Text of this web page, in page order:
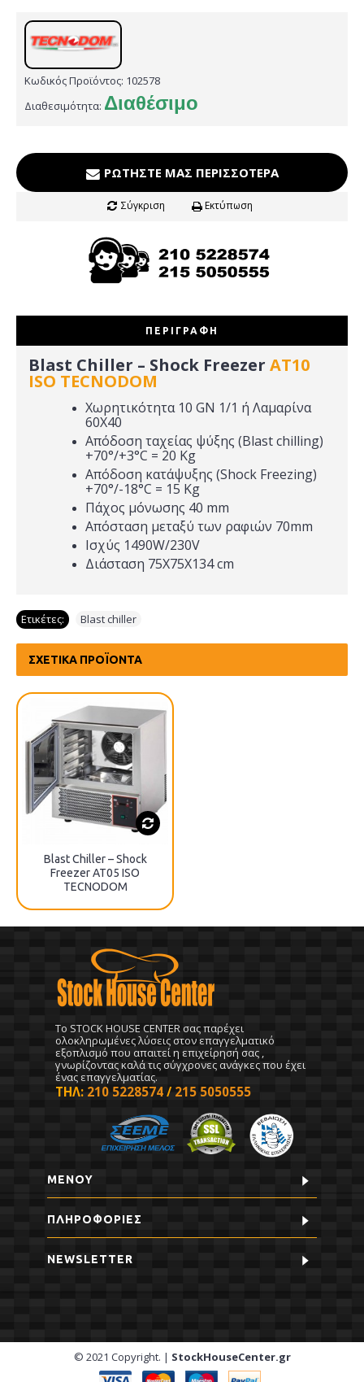
Κωδικός Προϊόντος: 102578
Διαθεσιμότητα: Διαθέσιμο
ΡΩΤΉΣΤΕ ΜΑΣ ΠΕΡΙΣΣΌΤΕΡΑ
Σύγκριση Εκτύπωση
ΠΕΡΙΓΡΑΦΉ
Blast Chiller – Shock Freezer AT10
ISO TECNODOM
Χωρητικότητα 10 GN 1/1 ή Λαμαρίνα
60X40
Απόδοση ταχείας ψύξης (Blast chilling)
+70°/+3°C = 20 Kg
Απόδοση κατάψυξης (Shock Freezing)
+70°/-18°C = 15 Kg
Πάχος μόνωσης 40 mm
Απόσταση μεταξύ των ραφιών 70mm
Ισχύς 1490W/230V
Διάσταση 75Χ75Χ134 cm
Ετικέτες: Blast chiller
ΣΧΕΤΙΚΆ ΠΡΟΪΌΝΤΑ
Blast Chiller – Shock
Freezer AT05 ISO
TECNODOM
To STOCK HOUSE CENTER σας παρέχει
ολοκληρωμένες λύσεις στον επαγγελματικό
εξοπλισμό που απαιτεί η επιχείρησή σας ,
γνωρίζοντας καλά τις σύγχρονες ανάγκες που έχει
ένας επαγγελματίας.
ΤΗΛ: 210 5228574 / 215 5050555
ΜΕΝΟΥ
ΠΛΗΡΟΦΟΡΊΕΣ
NEWSLETTER
© 2021 Copyright. | StockHouseCenter.gr